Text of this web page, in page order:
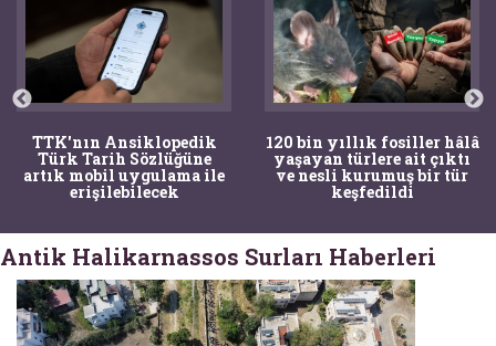
TTK'nın Ansiklopedik
Türk Tarih Sözlüğüne
artık mobil uygulama ile
erişilebilecek
120 bin yıllık fosiller hâlâ
yaşayan türlere ait çıktı
ve nesli kurumuş bir tür
keşfedildi
Antik Halikarnassos Surları Haberleri